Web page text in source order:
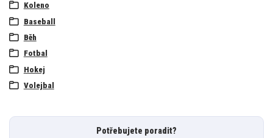
Koleno
Baseball
Běh
Fotbal
Hokej
Volejbal
Potřebujete poradit?